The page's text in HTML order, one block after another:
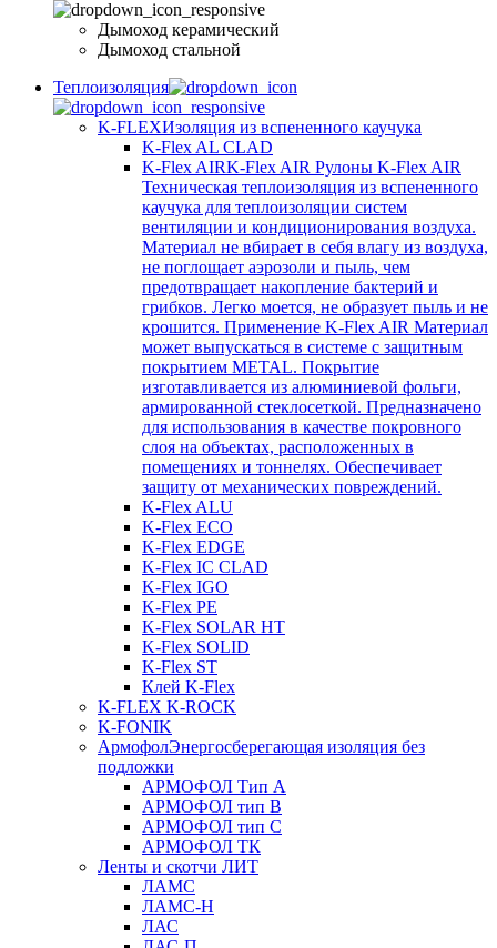
Дымоход керамический
Дымоход стальной
Теплоизоляция
K-FLEXИзоляция из вспененного каучука
K-Flex AL CLAD
K-Flex AIRK-Flex AIR Рулоны K-Flex AIR
Техническая теплоизоляция из вспененного
каучука для теплоизоляции систем
вентиляции и кондиционирования воздуха.
Материал не вбирает в себя влагу из воздуха,
не поглощает аэрозоли и пыль, чем
предотвращает накопление бактерий и
грибков. Легко моется, не образует пыль и не
крошится. Применение K-Flex AIR Материал
может выпускаться в системе c защитным
покрытием METAL. Покрытие
изготавливается из алюминиевой фольги,
армированной стеклосеткой. Предназначено
для использования в качестве покровного
слоя на объектах, расположенных в
помещениях и тоннелях. Обеспечивает
защиту от механических повреждений.
K-Flex ALU
K-Flex ECO
K-Flex EDGE
K-Flex IC CLAD
K-Flex IGO
K-Flex PE
K-Flex SOLAR HT
K-Flex SOLID
K-Flex ST
Клей K-Flex
K-FLEX K-ROCK
K-FONIK
АрмофолЭнергосберегающая изоляция без
подложки
АРМОФОЛ Тип А
АРМОФОЛ тип В
АРМОФОЛ тип C
АРМОФОЛ ТК
Ленты и скотчи ЛИТ
ЛАМС
ЛАМС-Н
ЛАС